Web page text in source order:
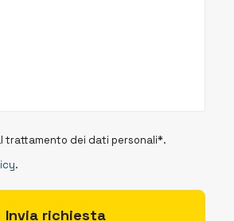
trattamento dei dati personali*.
.